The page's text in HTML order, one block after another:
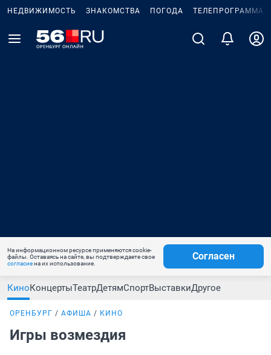
НЕДВИЖИМОСТЬ ЗНАКОМСТВА ПОГОДА ТЕЛЕПРОГРАММА
На информационном ресурсе применяются cookie-
файлы. Оставаясь на сайте, вы подтверждаете свое
согласиена их использование.
Согласен
КиноКонцертыТеатрДетямСпортВыставкиДругое
ОРЕНБУРГ АФИША КИНО
Игры возмездия